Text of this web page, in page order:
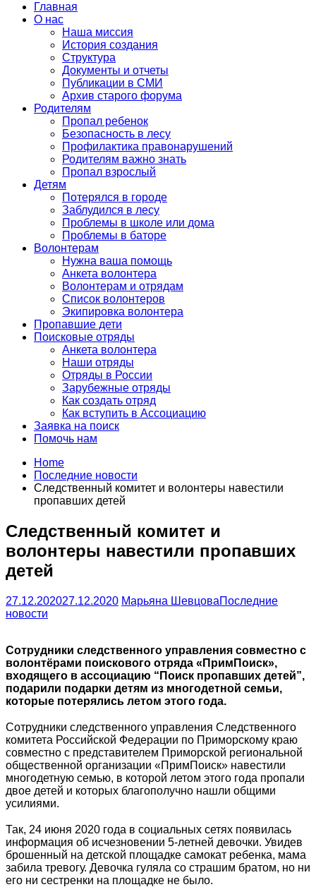
Главная
О нас
Наша миссия
История создания
Структура
Документы и отчеты
Публикации в СМИ
Архив старого форума
Родителям
Пропал ребенок
Безопасность в лесу
Профилактика правонарушений
Родителям важно знать
Пропал взрослый
Детям
Потерялся в городе
Заблудился в лесу
Проблемы в школе или дома
Проблемы в баторе
Волонтерам
Нужна ваша помощь
Анкета волонтера
Волонтерам и отрядам
Список волонтеров
Экипировка волонтера
Пропавшие дети
Поисковые отряды
Анкета волонтера
Наши отряды
Отряды в России
Зарубежные отряды
Как создать отряд
Как вступить в Ассоциацию
Заявка на поиск
Помочь нам
Home
Последние новости
Следственный комитет и волонтеры навестили
пропавших детей
Следственный комитет и
волонтеры навестили пропавших
детей
27.12.202027.12.2020 Марьяна ШевцоваПоследние
новости
Сотрудники следственного управления совместно с
волонтёрами поискового отряда «ПримПоиск»,
входящего в ассоциацию “Поиск пропавших детей”,
подарили подарки детям из многодетной семьи,
которые потерялись летом этого года.
Сотрудники следственного управления Следственного
комитета Российской Федерации по Приморскому краю
совместно с представителем Приморской региональной
общественной организации «ПримПоиск» навестили
многодетную семью, в которой летом этого года пропали
двое детей и которых благополучно нашли общими
усилиями.
Так, 24 июня 2020 года в социальных сетях появилась
информация об исчезновении 5-летней девочки. Увидев
брошенный на детской площадке самокат ребенка, мама
забила тревогу. Девочка гуляла со страшим братом, но ни
его ни сестренки на площадке не было.